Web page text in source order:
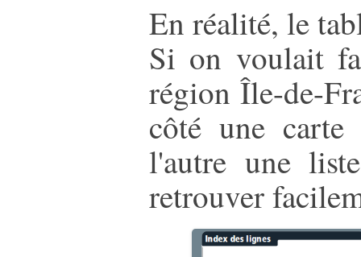
En réalité, le
Si on voulait
région Île-de-
côté une
l'autre une
retrouver